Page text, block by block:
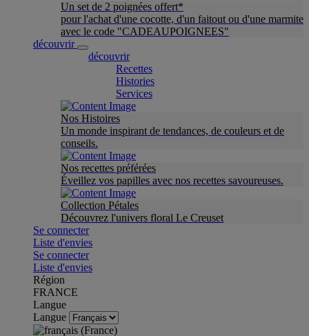
Un set de 2 poignées offert*
pour l'achat d'une cocotte, d'un faitout ou d'une marmite
avec le code "CADEAUPOIGNEES"
découvrir
découvrir
Recettes
Histories
Services
Nos Histoires
Un monde inspirant de tendances, de couleurs et de
conseils.
Nos recettes préférées
Éveillez vos papilles avec nos recettes savoureuses.
Collection Pétales
Découvrez l'univers floral Le Creuset
Se connecter
Liste d'envies
Se connecter
Liste d'envies
Région
FRANCE
Langue
Langue